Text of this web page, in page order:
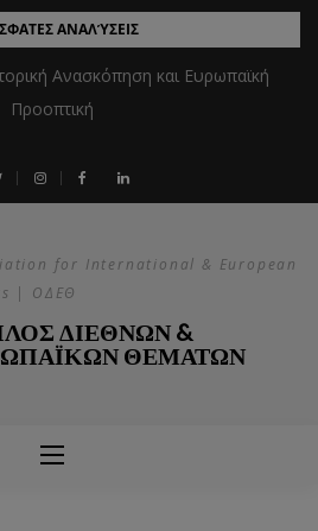
ΑΝΑΛΎΣΕΙΣ
Ανασκόπηση και Ευρωπαϊκή
Προοπτική
for International & European
| ΟΔΕΘ
ΔΙΕΘΝΩΝ &
ΘΕΜΑΤΩΝ